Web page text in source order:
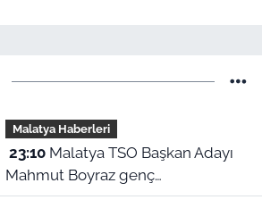
Malatya Haberleri
23:10Malatya TSO Başkan Adayı
Mahmut Boyraz genç
girişimcilerle buluştu